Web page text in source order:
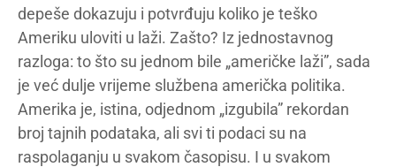
depeše dokazuju i potvrđuju koliko je teško
Ameriku uloviti u laži. Zašto? Iz jednostavnog
razloga: to što su jednom bile „američke laži”, sada
je već dulje vrijeme službena američka politika.
Amerika je, istina, odjednom „izgubila” rekordan
broj tajnih podataka, ali svi ti podaci su na
raspolaganju u svakom časopisu. I u svakom